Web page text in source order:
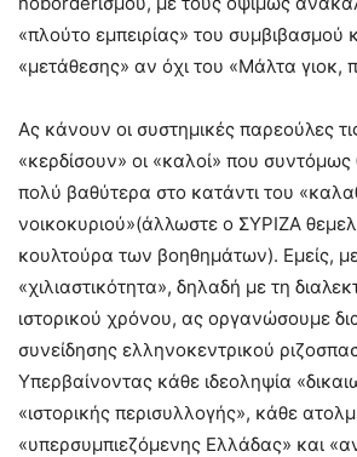
«πλούτο εμπειρίας» του συμβιβασμού
«μετάθεσης» αν όχι του «Μάλτα γιοκ,
Ας κάνουν οι συστημικές παρεούλες
«κερδίσουν» οι «καλοί» που
πολύ βαθύτερα στο κατάντι του
νοικοκυριού»(άλλωστε ο ΣΥΡΙΖΑ
κουλτούρα των βοηθημάτων). Εμείς,
«χιλιαστικότητα», δηλαδή με τη
ιστορικού χρόνου, ας οργανώσουμε
συνείδησης ελληνοκεντρικού
Υπερβαίνοντας κάθε ιδεοληψία
«ιστορικής περισυλλογής», κάθε
«υπερσυμπιεζόμενης Ελλάδας» και